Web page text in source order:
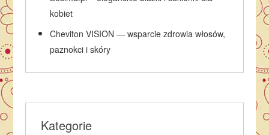
kobiet
Cheviton VISION — wsparcie zdrowia włosów,
paznokci i skóry
Kategorie